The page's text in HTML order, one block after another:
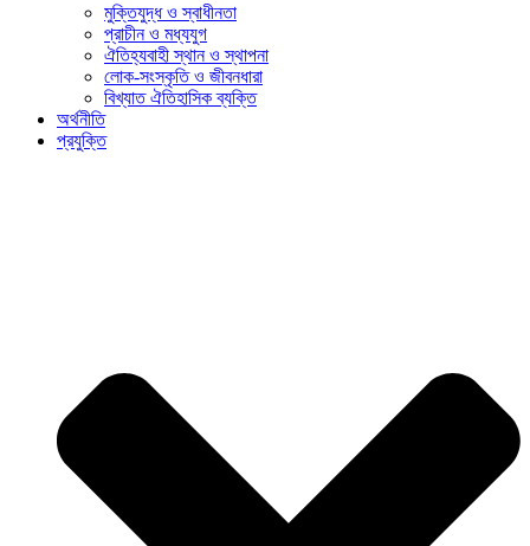
মুক্তিযুদ্ধ ও স্বাধীনতা
প্রাচীন ও মধ্যযুগ
ঐতিহ্যবাহী স্থান ও স্থাপনা
লোক-সংস্কৃতি ও জীবনধারা
বিখ্যাত ঐতিহাসিক ব্যক্তি
অর্থনীতি
প্রযুক্তি